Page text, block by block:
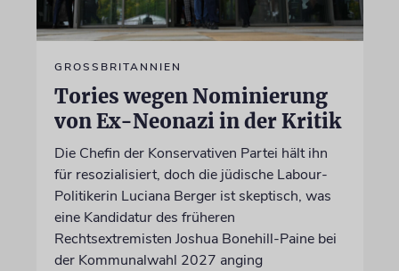
GROSSBRITANNIEN
Tories wegen Nominierung
von Ex-Neonazi in der Kritik
Die Chefin der Konservativen Partei hält ihn
für resozialisiert, doch die jüdische Labour-
Politikerin Luciana Berger ist skeptisch, was
eine Kandidatur des früheren
Rechtsextremisten Joshua Bonehill-Paine bei
der Kommunalwahl 2027 anging